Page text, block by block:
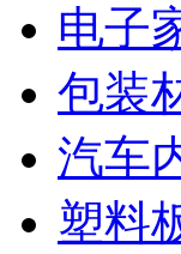
电子
包装
汽车
塑料